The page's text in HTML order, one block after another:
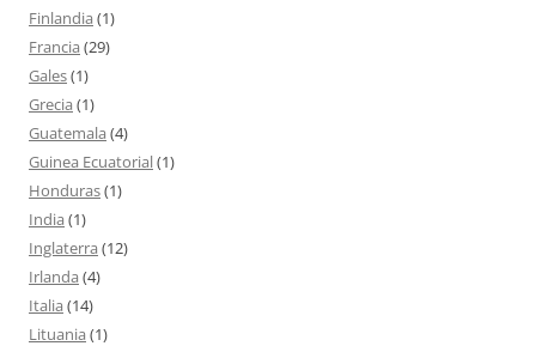
Finlandia (1)
Francia (29)
Gales(1)
Grecia (1)
Guatemala (4)
Guinea Ecuatorial(1)
Honduras(1)
India (1)
Inglaterra (12)
Irlanda (4)
Italia (14)
Lituania (1)